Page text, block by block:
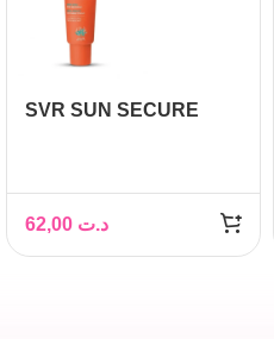
SVR SUN SECURE
د.ت